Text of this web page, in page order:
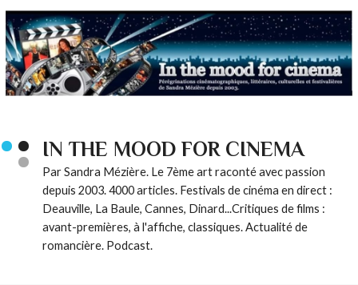
IN THE MOOD FOR CINEMA
Par Sandra Mézière. Le 7ème art raconté avec passion
depuis 2003. 4000 articles. Festivals de cinéma en direct :
Deauville, La Baule, Cannes, Dinard...Critiques de films :
avant-premières, à l'affiche, classiques. Actualité de
romancière. Podcast.